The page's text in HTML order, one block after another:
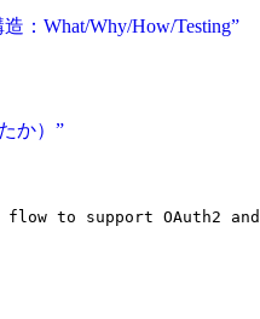
：What/Why/How/Testing”
か）”
to support OAuth2